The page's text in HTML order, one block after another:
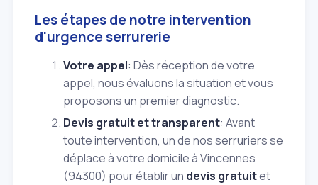
Les étapes de notre intervention
d'urgence serrurerie
Votre appel: Dès réception de votre
appel, nous évaluons la situation et vous
proposons un premier diagnostic.
Devis gratuit et transparent: Avant
toute intervention, un de nos serruriers se
déplace à votre domicile à Vincennes
(94300) pour établir un devis gratuitet